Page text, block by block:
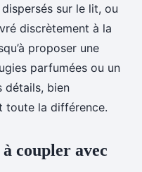
sur le lit, ou
discrètement à la
proposer une
parfumées ou un
détails, bien
toute la différence.
coupler avec